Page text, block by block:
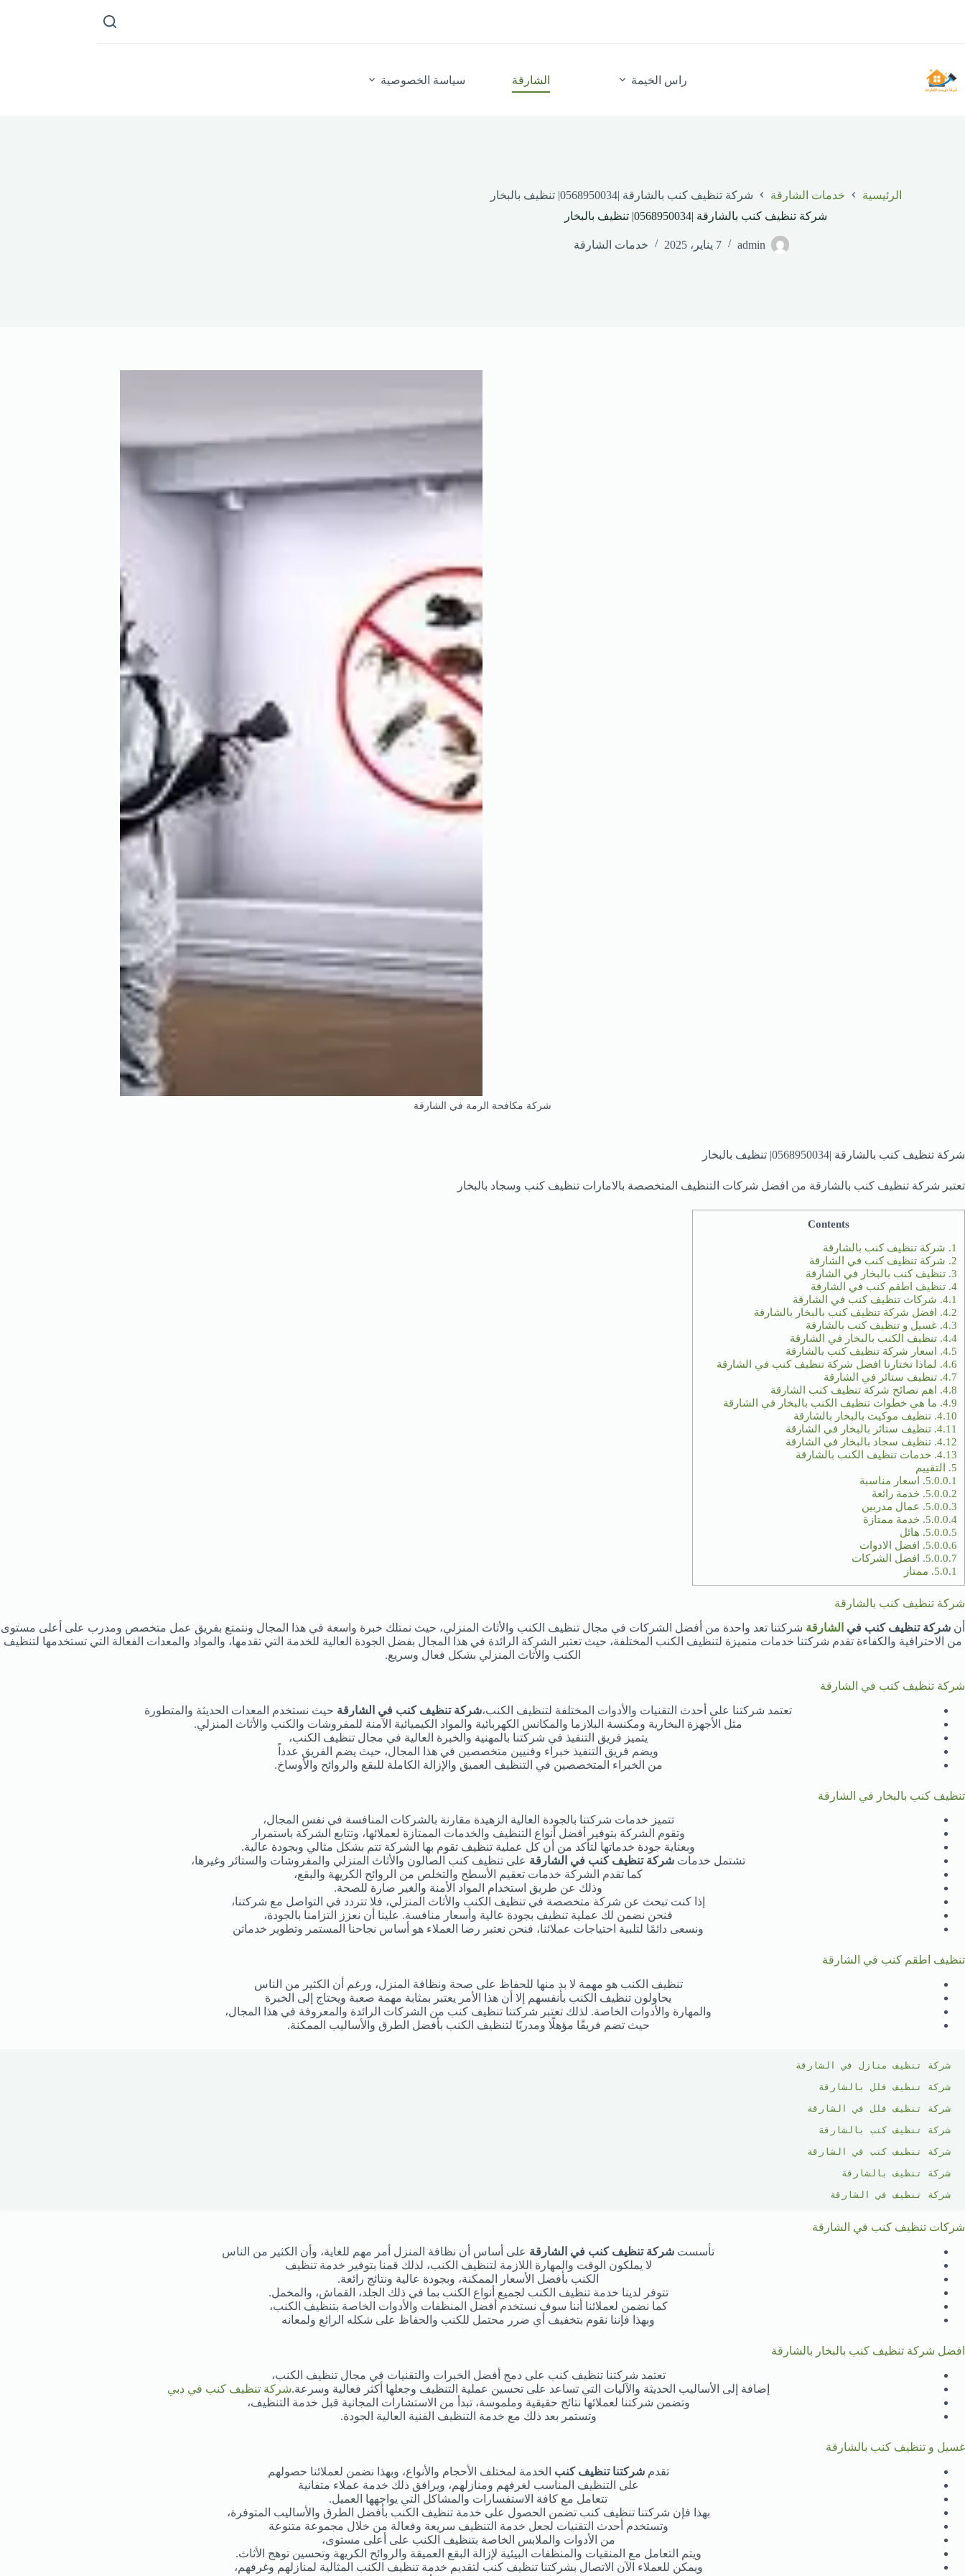
راس الخيمة الشارقة سياسة الخصوصية
الرئيسية خدمات الشارقة
شركة تنظيف كنب بالشارقة |0568950034| تنظيف بالبخار
شركة تنظيف كنب بالشارقة |0568950034| تنظيف بالبخار
admin 7 يناير، 2025 خدمات الشارقة
شركة مكافحة الرمة في الشارقة
شركة تنظيف كنب بالشارقة |0568950034| تنظيف بالبخار
تعتبر شركة تنظيف كنب بالشارقة من افضل شركات التنظيف المتخصصة بالامارات تنظيف كنب وسجاد بالبخار
Contents
1. شركة تنظيف كنب بالشارقة
2. شركة تنظيف كنب في الشارقة
3. تنظيف كنب بالبخار في الشارقة
4. تنظيف اطقم كنب في الشارقة
4.1. شركات تنظيف كنب في الشارقة
4.2. افضل شركة تنظيف كنب بالبخار بالشارقة
4.3. غسيل و تنظيف كنب بالشارقة
4.4. تنظيف الكنب بالبخار في الشارقة
4.5. اسعار شركة تنظيف كنب بالشارقة
4.6. لماذا تختارنا افضل شركة تنظيف كنب في الشارقة
4.7. تنظيف ستائر في الشارقة
4.8. اهم نصائح شركة تنظيف كنب الشارقة
4.9. ما هي خطوات تنظيف الكنب بالبخار في الشارقة
4.10. تنظيف موكيت بالبخار بالشارقة
4.11. تنظيف ستائر بالبخار في الشارقة
4.12. تنظيف سجاد بالبخار في الشارقة
4.13. خدمات تنظيف الكنب بالشارقة
5. التقييم
5.0.0.1. اسعار مناسبة
5.0.0.2. خدمة رائعة
5.0.0.3. عمال مدربين
5.0.0.4. خدمة ممتازة
5.0.0.5. هائل
5.0.0.6. افضل الادوات
5.0.0.7. افضل الشركات
5.0.1. ممتاز
شركة تنظيف كنب بالشارقة
أن شركة تنظيف كنب في الشارقة شركتنا تعد واحدة من أفضل الشركات في مجال تنظيف الكنب والأثاث المنزلي، حيث نمتلك خبرة واسعة في هذا المجال ونتمتع بفريق عمل متخصص ومدرب على أعلى مستوى
من الاحترافية والكفاءة تقدم شركتنا خدمات متميزة لتنظيف الكنب المختلفة، حيث تعتبر الشركة الرائدة في هذا المجال بفضل الجودة العالية للخدمة التي تقدمها، والمواد والمعدات الفعالة التي تستخدمها لتنظيف
الكنب والأثاث المنزلي بشكل فعال وسريع.
شركة تنظيف كنب في الشارقة
تعتمد شركتنا على أحدث التقنيات والأدوات المختلفة لتنظيف الكنب،شركة تنظيف كنب في الشارقة حيث نستخدم المعدات الحديثة والمتطورة
مثل الأجهزة البخارية ومكنسة البلازما والمكانس الكهربائية والمواد الكيميائية الآمنة للمفروشات والكنب والأثاث المنزلي.
يتميز فريق التنفيذ في شركتنا بالمهنية والخبرة العالية في مجال تنظيف الكنب،
ويضم فريق التنفيذ خبراء وفنيين متخصصين في هذا المجال، حيث يضم الفريق عدداً
من الخبراء المتخصصين في التنظيف العميق والإزالة الكاملة للبقع والروائح والأوساخ.
تنظيف كنب بالبخار في الشارقة
تتميز خدمات شركتنا بالجودة العالية الزهيدة مقارنة بالشركات المنافسة في نفس المجال،
وتقوم الشركة بتوفير أفضل أنواع التنظيف والخدمات الممتازة لعملائها، وتتابع الشركة باستمرار
وبعناية جودة خدماتها لتأكد من أن كل عملية تنظيف تقوم بها الشركة تتم بشكل مثالي وبجودة عالية.
تشتمل خدمات شركة تنظيف كنب في الشارقة على تنظيف كنب الصالون والأثاث المنزلي والمفروشات والستائر وغيرها،
كما تقدم الشركة خدمات تعقيم الأسطح والتخلص من الروائح الكريهة والبقع،
وذلك عن طريق استخدام المواد الأمنة والغير ضارة للصحة.
إذا كنت تبحث عن شركة متخصصة في تنظيف الكنب والأثاث المنزلي، فلا تتردد في التواصل مع شركتنا،
فنحن نضمن لك عملية تنظيف بجودة عالية وأسعار منافسة. علينا أن نعزز التزامنا بالجودة،
ونسعى دائمًا لتلبية احتياجات عملائنا، فنحن نعتبر رضا العملاء هو أساس نجاحنا المستمر وتطوير خدماتن
تنظيف اطقم كنب في الشارقة
تنظيف الكنب هو مهمة لا بد منها للحفاظ على صحة ونظافة المنزل، ورغم أن الكثير من الناس
يحاولون تنظيف الكنب بأنفسهم إلا أن هذا الأمر يعتبر بمثابة مهمة صعبة ويحتاج إلى الخبرة
والمهارة والأدوات الخاصة. لذلك تعتبر شركتنا تنظيف كنب من الشركات الرائدة والمعروفة في هذا المجال،
حيث تضم فريقًا مؤهلًا ومدربًا لتنظيف الكنب بأفضل الطرق والأساليب الممكنة.
شركة تنظيف منازل في الشارقة
شركة تنظيف فلل بالشارقة
شركة تنظيف فلل في الشارقة
شركة تنظيف كنب بالشارقة
شركة تنظيف كنب في الشارقة
شركة تنظيف بالشارقة
شركة تنظيف في الشارقة
شركات تنظيف كنب في الشارقة
تأسست شركة تنظيف كنب في الشارقة على أساس أن نظافة المنزل أمر مهم للغاية، وأن الكثير من الناس
لا يملكون الوقت والمهارة اللازمة لتنظيف الكنب، لذلك قمنا بتوفير خدمة تنظيف
الكنب بأفضل الأسعار الممكنة، وبجودة عالية ونتائج رائعة.
تتوفر لدينا خدمة تنظيف الكنب لجميع أنواع الكنب بما في ذلك الجلد، القماش، والمخمل.
كما نضمن لعملائنا أننا سوف نستخدم أفضل المنظفات والأدوات الخاصة بتنظيف الكنب،
وبهذا فإننا نقوم بتخفيف أي ضرر محتمل للكنب والحفاظ على شكله الرائع ولمعانه
افضل شركة تنظيف كنب بالبخار بالشارقة
تعتمد شركتنا تنظيف كنب على دمج أفضل الخبرات والتقنيات في مجال تنظيف الكنب،
إضافة إلى الأساليب الحديثة والآليات التي تساعد على تحسين عملية التنظيف وجعلها أكثر فعالية وسرعة.شركة تنظيف كنب في دبي
وتضمن شركتنا لعملائها نتائج حقيقية وملموسة، تبدأ من الاستشارات المجانية قبل خدمة التنظيف،
وتستمر بعد ذلك مع خدمة التنظيف الفنية العالية الجودة.
غسيل و تنظيف كنب بالشارقة
تقدمشركتنا تنظيف كنب الخدمة لمختلف الأحجام والأنواع، وبهذا نضمن لعملائنا حصولهم
على التنظيف المناسب لغرفهم ومنازلهم، ويرافق ذلك خدمة عملاء متفانية
تتعامل مع كافة الاستفسارات والمشاكل التي يواجهها العميل.
بهذا فإن شركتنا تنظيف كنب تضمن الحصول على خدمة تنظيف الكنب بأفضل الطرق والأساليب المتوفرة،
وتستخدم أحدث التقنيات لجعل خدمة التنظيف سريعة وفعالة من خلال مجموعة متنوعة
من الأدوات والملابس الخاصة بتنظيف الكنب على أعلى مستوى،
ويتم التعامل مع المنقيات والمنظفات البيئية لإزالة البقع العميقة والروائح الكريهة وتحسين توهج الأثاث.
ويمكن للعملاء الآن الاتصال بشركتنا تنظيف كنب لتقديم خدمة تنظيف الكنب المثالية لمنازلهم وغرفهم،